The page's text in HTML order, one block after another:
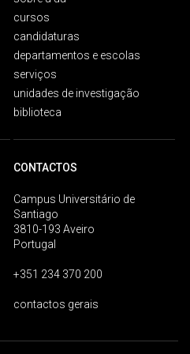
cursos
candidaturas
departamentos e escolas
serviços
unidades de investigação
biblioteca
CONTACTOS
Campus Universitário de
Santiago
3810-193 Aveiro
Portugal
+351 234 370 200
contactos gerais